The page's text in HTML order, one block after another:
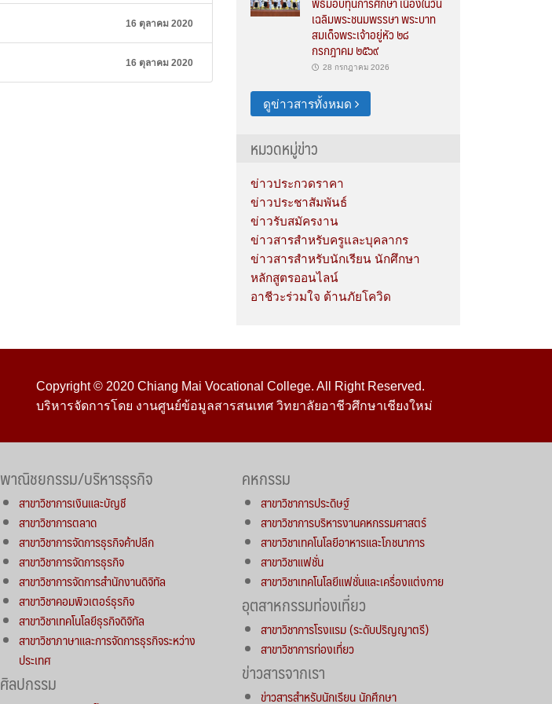
16 ตุลาคม 2020
16 ตุลาคม 2020
เฉลิมพระชนมพรรษา พระบาท
สมเด็จพระเจ้าอยู่หัว ๒๘
กรกฎาคม ๒๕๖๙
28 กรกฎาคม 2026
ดูข่าวสารทั้งหมด
หมวดหมู่ข่าว
ข่าวประกวดราคา
ข่าวประชาสัมพันธ์
ข่าวรับสมัครงาน
ข่าวสารสำหรับครูและบุคลากร
ข่าวสารสำหรับนักเรียน นักศึกษา
หลักสูตรออนไลน์
อาชีวะร่วมใจ ต้านภัยโควิด
Copyright © 2020 Chiang Mai Vocational College. All Right Reserved.
บริหารจัดการโดย งานศูนย์ข้อมูลสารสนเทศ วิทยาลัยอาชีวศึกษาเชียงใหม่
พาณิชยกรรม/บริหารธุรกิจ
สาขาวิชาการเงินและบัญชี
สาขาวิชาการตลาด
สาขาวิชาการจัดการธุรกิจค้าปลีก
สาขาวิชาการจัดการธุรกิจ
สาขาวิชาการจัดการสำนักงานดิจิทัล
สาขาวิชาคอมพิวเตอร์ธุรกิจ
สาขาวิชาเทคโนโลยีธุรกิจดิจิทัล
สาขาวิชาภาษาและการจัดการธุรกิจระหว่าง
ประเทศ
ศิลปกรรม
คหกรรม
สาขาวิชาการประดิษฐ์
สาขาวิชาการบริหารงานคหกรรมศาสตร์
สาขาวิชาเทคโนโลยีอาหารและโภชนาการ
สาขาวิชาแฟชั่น
สาขาวิชาเทคโนโลยีแฟชั่นและเครื่องแต่งกาย
อุตสาหกรรมท่องเที่ยว
สาขาวิชาการโรงแรม (ระดับปริญญาตรี)
สาขาวิชาการท่องเที่ยว
ข่าวสารจากเรา
ข่าวสารสำหรับนักเรียน นักศึกษา